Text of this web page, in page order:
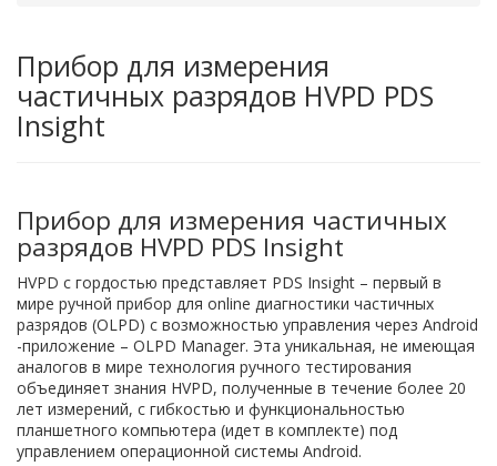
Прибор для измерения
частичных разрядов HVPD PDS
Insight
Прибор для измерения частичных
разрядов HVPD PDS Insight
HVPD с гордостью представляет PDS Insight – первый в
мире ручной прибор для online диагностики частичных
разрядов (OLPD) с возможностью управления через Android
-приложение – OLPD Manager. Эта уникальная, не имеющая
аналогов в мире технология ручного тестирования
объединяет знания HVPD, полученные в течение более 20
лет измерений, с гибкостью и функциональностью
планшетного компьютера (идет в комплекте) под
управлением операционной системы Android.